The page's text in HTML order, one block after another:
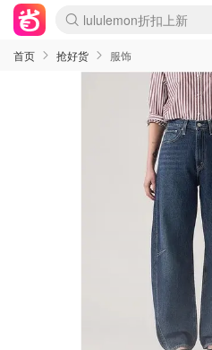
Sasa美妆护肤3.5折
SSENSE年中2.5折
FreshBeauty好价汇总
Cettire降价+叠9折
WWS Coles超市实拍
viagogo二手票捡漏
Myer超级周末
The Outnet奢牌1折起
David Jones 3折起
Flannels大牌1折
Perfumes Club护肤1折
AMIRO面罩$251
Amazon折扣汇总
eToro入金$200送$50
Amazon数码好物
ICONIC本周7.5折
ThedoubleF高奢地板价
Moose Knuckles 6折
丝芙兰5折起
EUFY摄像头$98
Selenichast首饰2折
Trip机票酒店促销
YSL送5件彩妆礼
Amazon家居好物
Amazon美妆护肤
雅漾大喷$8
过敏原检测盒$33
伊索独家赠50ml沐浴露
科颜氏高保湿面霜$29
SEALIFE海洋馆门票6折
丝塔芙大白罐$16
订阅Newsletter送香薰
Cult Beauty 6.8折
Harrods圣诞日历$525
LN-CC奢牌私促3折
d'Alba空姐喷雾$16
EVE LOM套装£56
Bernardelli独家4折
Adore Beauty 6折起
CT圣诞日历
Mytheresa奢品2.7折
Luxury Escapes 9折
Currentbody美容仪$881
MOON Garden Live
Roborock扫地机$649
Tingo Life水杯$24
Valentino官网5折
CR洗护套装$23
修丽可4件套$159
Myer彩妆2件7折
GANNI官网4.5折
Stylevana韩妆4折
Tessabit高奢8.5折
OGX洗发水$11
Amazon阿德莱德次日达
卡诗8.5折+赠礼
Philips Hue灯具8折
首页 抢好货 服饰